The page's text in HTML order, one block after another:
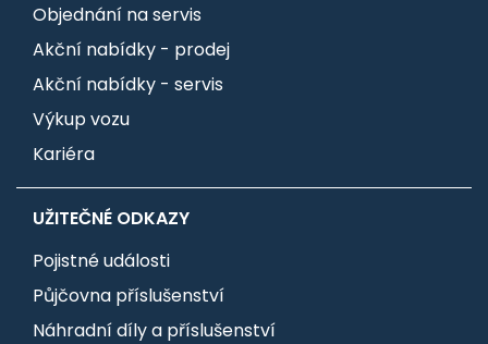
Objednání na servis
Akční nabídky - prodej
Akční nabídky - servis
Výkup vozu
Kariéra
UŽITEČNÉ ODKAZY
Pojistné události
Půjčovna příslušenství
Náhradní díly a příslušenství